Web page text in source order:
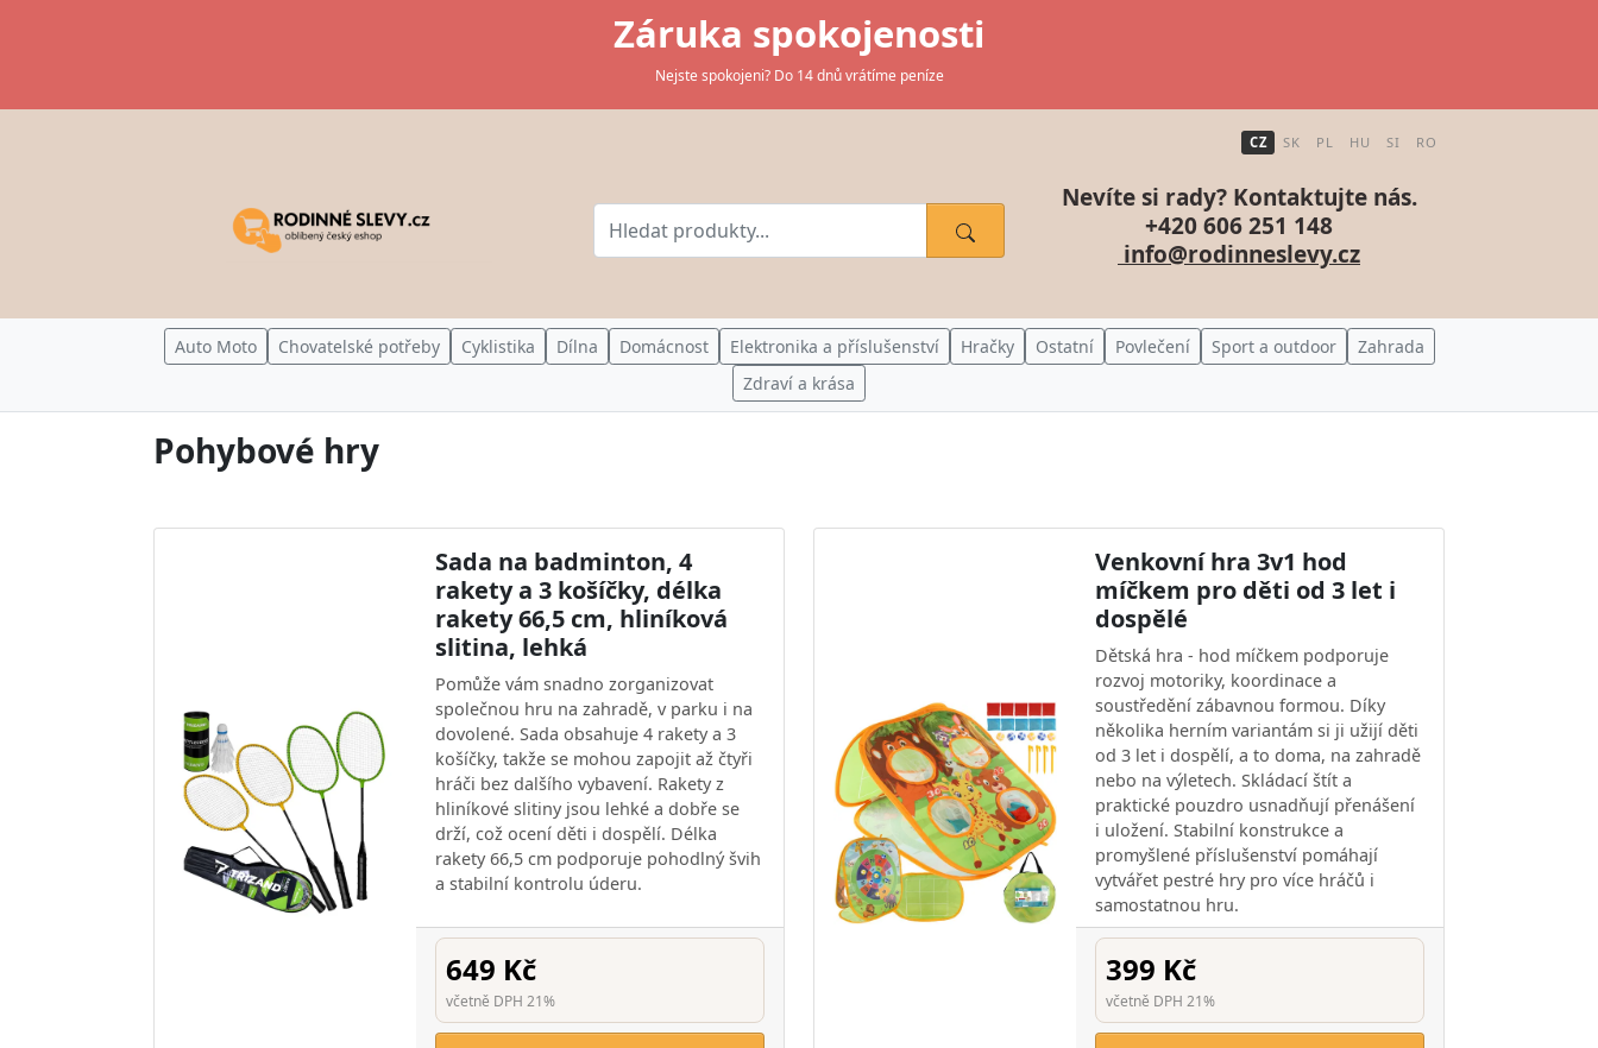
Záruka spokojenosti
Nejste spokojeni? Do 14 dnů vrátíme peníze
CZ SK PL HU SI RO
Nevíte si rady? Kontaktujte nás.
+420 606 251 148
info@rodinneslevy.cz
Auto Moto Chovatelské potřeby Cyklistika Dílna Domácnost Elektronika a příslušenství Hračky Ostatní Povlečení Sport a outdoor
Zahrada
Zdraví a krása
Pohybové hry
Sada na badminton, 4
rakety a 3 košíčky, délka
rakety 66,5 cm, hliníková
slitina, lehká
Pomůže vám snadno zorganizovat
společnou hru na zahradě, v parku i na
dovolené. Sada obsahuje 4 rakety a 3
košíčky, takže se mohou zapojit až čtyři
hráči bez dalšího vybavení. Rakety z
hliníkové slitiny jsou lehké a dobře se
drží, což ocení děti i dospělí. Délka
rakety 66,5 cm podporuje pohodlný švih
a stabilní kontrolu úderu.
649 Kč
včetně DPH 21%
Venkovní hra 3v1 hod
míčkem pro děti od 3 let i
dospělé
Dětská hra - hod míčkem podporuje
rozvoj motoriky, koordinace a
soustředění zábavnou formou. Díky
několika herním variantám si ji užijí děti
od 3 let i dospělí, a to doma, na zahradě
nebo na výletech. Skládací štít a
praktické pouzdro usnadňují přenášení
i uložení. Stabilní konstrukce a
promyšlené příslušenství pomáhají
vytvářet pestré hry pro více hráčů i
samostatnou hru.
399 Kč
včetně DPH 21%